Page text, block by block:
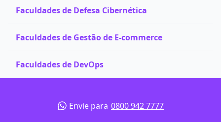
Faculdades de Defesa Cibernética
Faculdades de Gestão de E-commerce
Faculdades de DevOps
Envie para 0800 942 7777